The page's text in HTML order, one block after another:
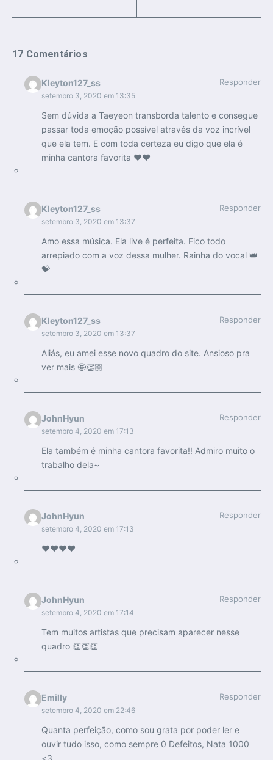
17 Comentários
Kleyton127_ss
setembro 3, 2020 em 13:35
Responder
Sem dúvida a Taeyeon transborda talento e consegue
passar toda emoção possível através da voz incrível
que ela tem. E com toda certeza eu digo que ela é
minha cantora favorita ❤❤
Kleyton127_ss
setembro 3, 2020 em 13:37
Responder
Amo essa música. Ela live é perfeita. Fico todo
arrepiado com a voz dessa mulher. Rainha do vocal 👑
💝
Kleyton127_ss
setembro 3, 2020 em 13:37
Responder
Aliás, eu amei esse novo quadro do site. Ansioso pra
ver mais 🤩👏🏼
JohnHyun
setembro 4, 2020 em 17:13
Responder
Ela também é minha cantora favorita!! Admiro muito o
trabalho dela~
JohnHyun
setembro 4, 2020 em 17:13
Responder
❤❤❤❤
JohnHyun
setembro 4, 2020 em 17:14
Responder
Tem muitos artistas que precisam aparecer nesse
quadro 👏👏👏
Emilly
setembro 4, 2020 em 22:46
Responder
Quanta perfeição, como sou grata por poder ler e
ouvir tudo isso, como sempre 0 Defeitos, Nata 1000